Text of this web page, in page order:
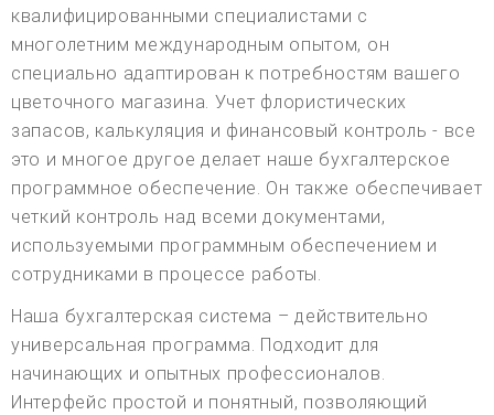
квалифицированными специалистами с
многолетним международным опытом, он
специально адаптирован к потребностям вашего
цветочного магазина. Учет флористических
запасов, калькуляция и финансовый контроль - все
это и многое другое делает наше бухгалтерское
программное обеспечение. Он также обеспечивает
четкий контроль над всеми документами,
используемыми программным обеспечением и
сотрудниками в процессе работы.
Наша бухгалтерская система – действительно
универсальная программа. Подходит для
начинающих и опытных профессионалов.
Интерфейс простой и понятный, позволяющий